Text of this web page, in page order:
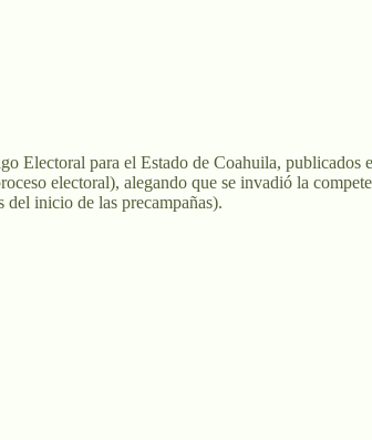
Electoral para el Estado de Coahuila, publicados
electoral), alegando que se invadió la
inicio de las precampañas).